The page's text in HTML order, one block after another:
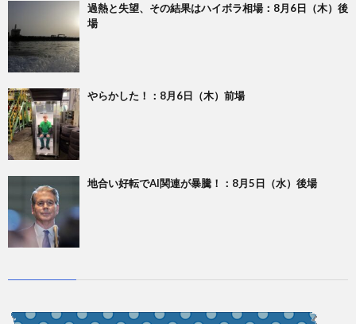
過熱と失望、その結果はハイボラ相場：8月6日（木）後
場
やらかした！：8月6日（木）前場
地合い好転でAI関連が暴騰！：8月5日（水）後場